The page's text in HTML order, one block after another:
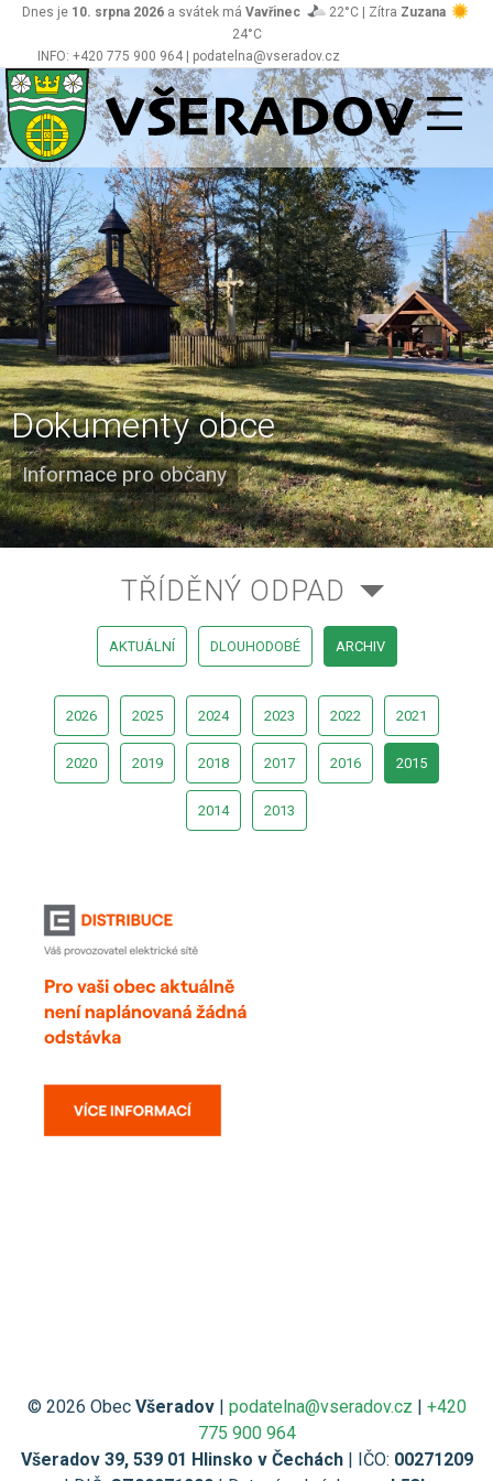
INFO: +420 775 900 964 | podatelna@vseradov.cz
Dnes je 10. srpna 2026 a svátek má Vavřinec 22°C | Zítra Zuzana
24°C
Všeradov
Dokumenty obce
Informace pro občany
TŘÍDĚNÝ ODPAD
AKTUÁLNÍ DLOUHODOBÉ ARCHIV
2026 2025 2024 2023 2022 2021
2020 2019 2018 2017 2016 2015
2014 2013
© 2026 Obec Všeradov| podatelna@vseradov.cz | +420
775 900 964
Všeradov 39, 539 01 Hlinsko v Čechách| IČO: 00271209